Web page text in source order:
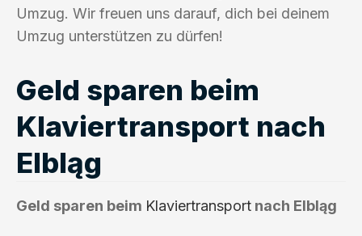
Umzug. Wir freuen uns darauf, dich bei deinem
Umzug unterstützen zu dürfen!
Geld sparen beim
Klaviertransport nach
Elbląg
Geld sparen beim Klaviertransport nach Elbląg